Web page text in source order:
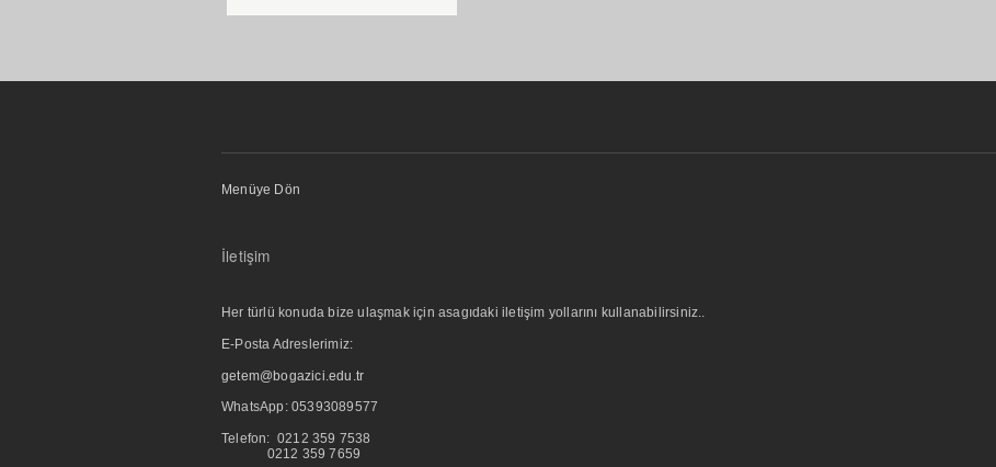
Menüye Dön
İletişim
Her türlü konuda bize ulaşmak için asagıdaki iletişim yollarını kullanabilirsiniz..
E-Posta Adreslerimiz:
getem@bogazici.edu.tr
WhatsApp: 05393089577
Telefon: 0212 359 7538
0212 359 7659